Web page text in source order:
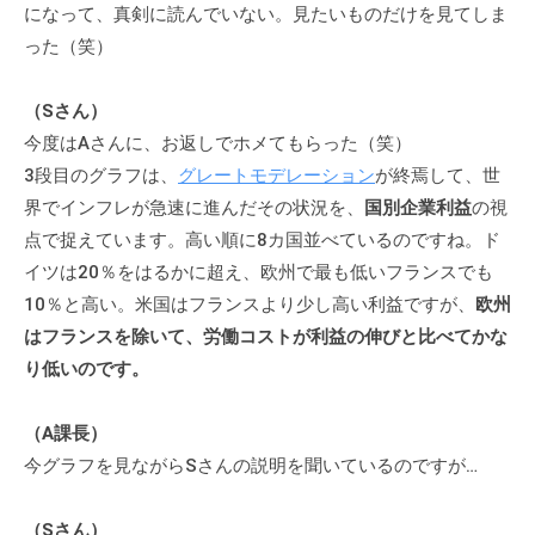
になって、真剣に読んでいない。見たいものだけを見てしま
った（笑）
（Sさん）
今度はAさんに、お返しでホメてもらった（笑）
3段目のグラフは、 グレートモデレーションが終焉して、世
界でインフレが急速に進んだその状況を、
国別企業利益の視
点で捉えています。高い順に8カ国並べているのですね。ド
イツは20％をはるかに超え、欧州で最も低いフランスでも
10％と高い。米国はフランスより少し高い利益ですが、 欧州
はフランスを除いて、労働コストが利益の伸びと比べてかな
り低いのです。
（A課長）
今グラフを見ながらSさんの説明を聞いているのですが…
（Sさん）